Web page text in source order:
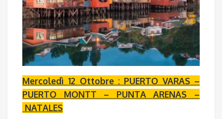
Mercoledì 12 Ottobre : PUERTO VARAS –
PUERTO MONTT – PUNTA ARENAS –
NATALES